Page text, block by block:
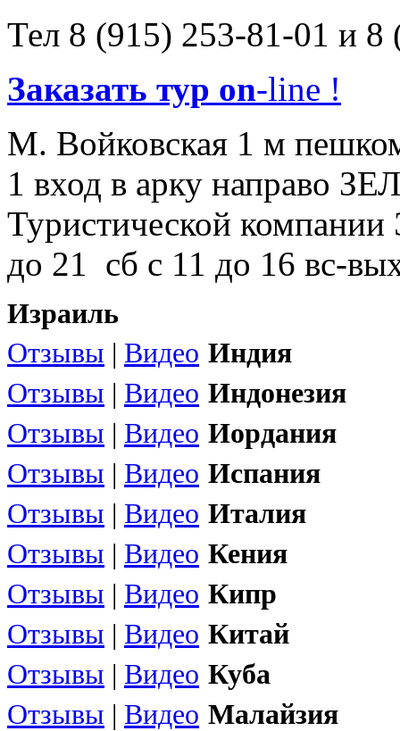
Тел 8 (915) 253-81-01 и 8
Заказать тур on-line !
М. Войковская 1 м
1 вход в арку направо
Туристической
до 21 сб с 11 до 16 вс-
Израиль
Отзывы | Видео Индия
Отзывы | Видео Индонезия
Отзывы | Видео Иордания
Отзывы | Видео Испания
Отзывы | Видео Италия
Отзывы | Видео Кения
Отзывы | Видео Кипр
Отзывы | Видео Китай
Отзывы | Видео Куба
Отзывы | Видео Малайзия